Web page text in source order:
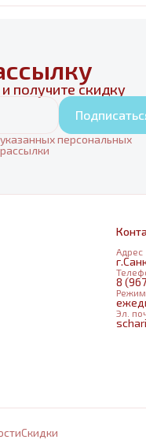
получите скидку
персональных
Адрес
8
Эл.
Cкидки